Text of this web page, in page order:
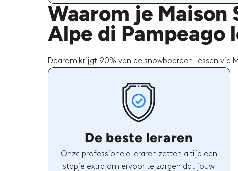
Waarom je Maison
Alpe di Pampeago
Daarom krijgt 90% van de snowboarden-lessen via
De beste leraren
Onze professionele leraren zetten altijd een
stapje extra om ervoor te zorgen dat jouw